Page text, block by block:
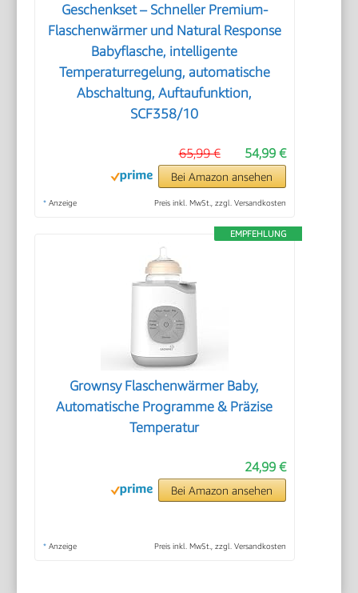
Geschenkset – Schneller Premium-
Flaschenwärmer und Natural Response
Babyflasche, intelligente
Temperaturregelung, automatische
Abschaltung, Auftaufunktion,
SCF358/10
54,99 €
65,99 €
Bei Amazon ansehen
* Anzeige Preis inkl. MwSt., zzgl. Versandkosten
EMPFEHLUNG
Grownsy Flaschenwärmer Baby,
Automatische Programme & Präzise
Temperatur
24,99 €
Bei Amazon ansehen
* Anzeige Preis inkl. MwSt., zzgl. Versandkosten